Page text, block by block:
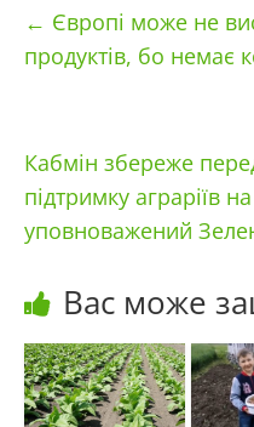
← Європі може не
продуктів, бо немає
Кабмін збереже
підтримку аграріїв
уповноважений
Вас може